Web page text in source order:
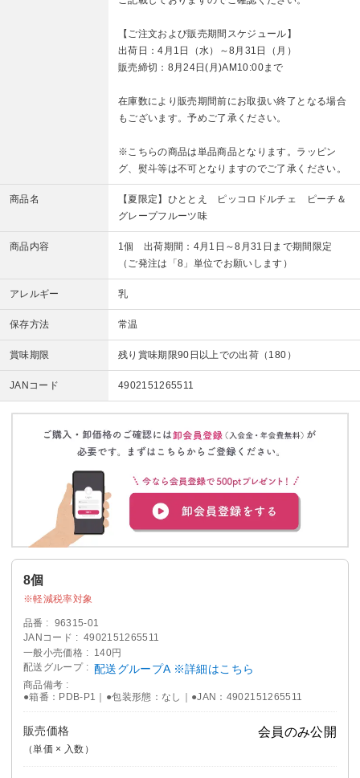
【ご注文および販売期間スケジュール】
出荷日：4月1日（水）～8月31日（月）
販売締切：8月24日(月)AM10:00まで
在庫数により販売期間前にお取扱い終了となる場合
もございます。予めご了承ください。
※こちらの商品は単品商品となります。ラッピン
グ、熨斗等は不可となりますのでご了承ください。
商品名
【夏限定】ひととえ ピッコロドルチェ ピーチ＆
グレープフルーツ味
商品内容
1個 出荷期間：4月1日～8月31日まで期間限定
（ご発注は「8」単位でお願いします）
アレルギー 乳
保存方法 常温
賞味期限 残り賞味期限90日以上での出荷（180）
JANコード 4902151265511
8個
軽減税率対象
品番
96315-01
JANコード
4902151265511
一般小売価格
140円
配送グループ
配送グループA ※詳細はこちら
商品備考
●箱番：PDB-P1｜●包装形態：なし｜●JAN：4902151265511
販売価格
（単価 × 入数）
会員のみ公開